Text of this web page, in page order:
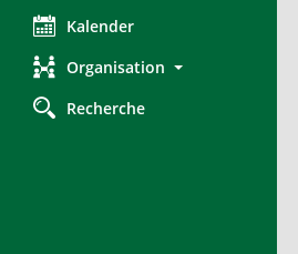
Kalender
Organisation
Recherche